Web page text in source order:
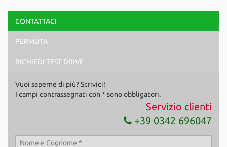
CONTATTACI
PERMUTA
RICHIEDI TEST DRIVE
Vuoi saperne di più? Scrivici!
I campi contrassegnati con * sono obbligatori.
Servizio clienti
+39 0342 696047